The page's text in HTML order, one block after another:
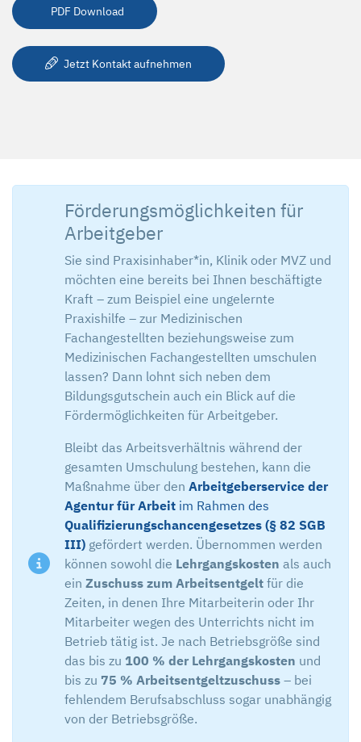
PDF Download
Jetzt Kontakt aufnehmen
Förderungsmöglichkeiten für
Arbeitgeber
Sie sind Praxisinhaber*in, Klinik oder MVZ und
möchten eine bereits bei Ihnen beschäftigte
Kraft – zum Beispiel eine ungelernte
Praxishilfe – zur Medizinischen
Fachangestellten beziehungsweise zum
Medizinischen Fachangestellten umschulen
lassen? Dann lohnt sich neben dem
Bildungsgutschein auch ein Blick auf die
Fördermöglichkeiten für Arbeitgeber.
Bleibt das Arbeitsverhältnis während der
gesamten Umschulung bestehen, kann die
Maßnahme über den Arbeitgeberservice der
Agentur für Arbeit im Rahmen des
Qualifizierungschancengesetzes (§ 82 SGB
III) gefördert werden. Übernommen werden
können sowohl die Lehrgangskosten als auch
ein Zuschuss zum Arbeitsentgelt für die
Zeiten, in denen Ihre Mitarbeiterin oder Ihr
Mitarbeiter wegen des Unterrichts nicht im
Betrieb tätig ist. Je nach Betriebsgröße sind
das bis zu 100 % der Lehrgangskosten und
bis zu 75 % Arbeitsentgeltzuschuss – bei
fehlendem Berufsabschluss sogar unabhängig
von der Betriebsgröße.